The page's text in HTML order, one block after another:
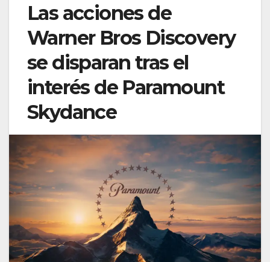
Las acciones de
Warner Bros Discovery
se disparan tras el
interés de Paramount
Skydance